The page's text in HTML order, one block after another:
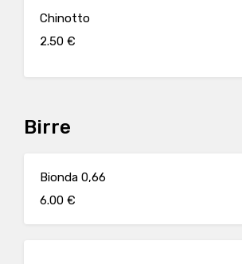
Chinotto
2.50 €
Birre
Bionda 0,66
6.00 €